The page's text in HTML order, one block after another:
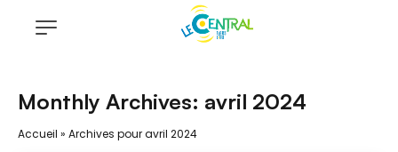
Monthly Archives: avril 2024
Accueil » Archives pour avril 2024